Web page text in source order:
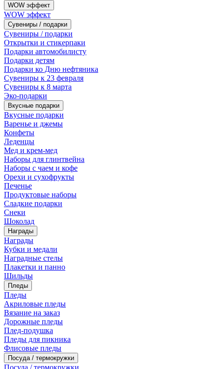
WOW эффект
WOW эффект
Сувениры / подарки
Сувениры / подарки
Открытки и стикерпаки
Подарки автомобилисту
Подарки детям
Подарки ко Дню нефтяника
Сувениры к 23 февраля
Сувениры к 8 марта
Эко-подарки
Вкусные подарки
Вкусные подарки
Варенье и джемы
Конфеты
Леденцы
Мед и крем-мед
Наборы для глинтвейна
Наборы с чаем и кофе
Орехи и сухофрукты
Печенье
Продуктовые наборы
Сладкие подарки
Снеки
Шоколад
Награды
Награды
Кубки и медали
Наградные стелы
Плакетки и панно
Шильды
Пледы
Пледы
Акриловые пледы
Вязание на заказ
Дорожные пледы
Плед-подушка
Пледы для пикника
Флисовые пледы
Посуда / термокружки
Посуда / термокружки